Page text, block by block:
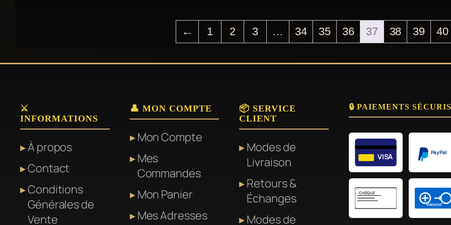
a
plusieurs
être
choisies
sur
page
du
produit
← 1 2 3 … 34 35 36 37 38 39 40
⚔️
INFORMATIONS
À propos
Contact
Conditions
Générales de
Vente
👤 MON COMPTE
Mon Compte
Mes
Commandes
Mon Panier
Mes Adresses
📦 SERVICE
CLIENT
Modes de
Livraison
Retours &
Échanges
Modes de
🔒 PAIEMENTS
VISA PayPal
CHÈQUE
VIREMENT